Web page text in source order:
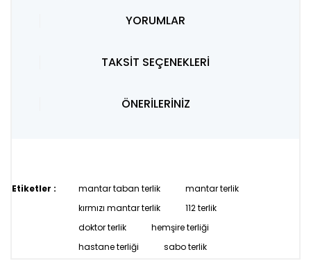
YORUMLAR
TAKSİT SEÇENEKLERİ
ÖNERİLERİNİZ
Etiketler : mantar taban terlik
mantar terlik
kırmızı mantar terlik
112 terlik
doktor terlik
hemşire terliği
hastane terliği
sabo terlik